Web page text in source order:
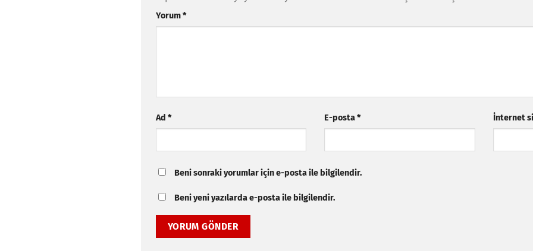
Yorum*
Ad * E-posta* İnternet
Beni sonraki yorumlar için e-posta ile bilgilendir.
Beni yeni yazılarda e-posta ile bilgilendir.